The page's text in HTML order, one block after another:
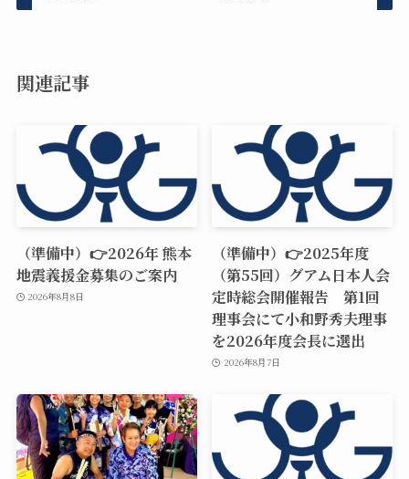
関連記事
（準備中）👉2026年 熊本
地震義援金募集のご案内
2026年8月8日
（準備中）👉2025年度
（第55回）グアム日本人会
定時総会開催報告 第1回
理事会にて小和野秀夫理事
を2026年度会長に選出
2026年8月7日